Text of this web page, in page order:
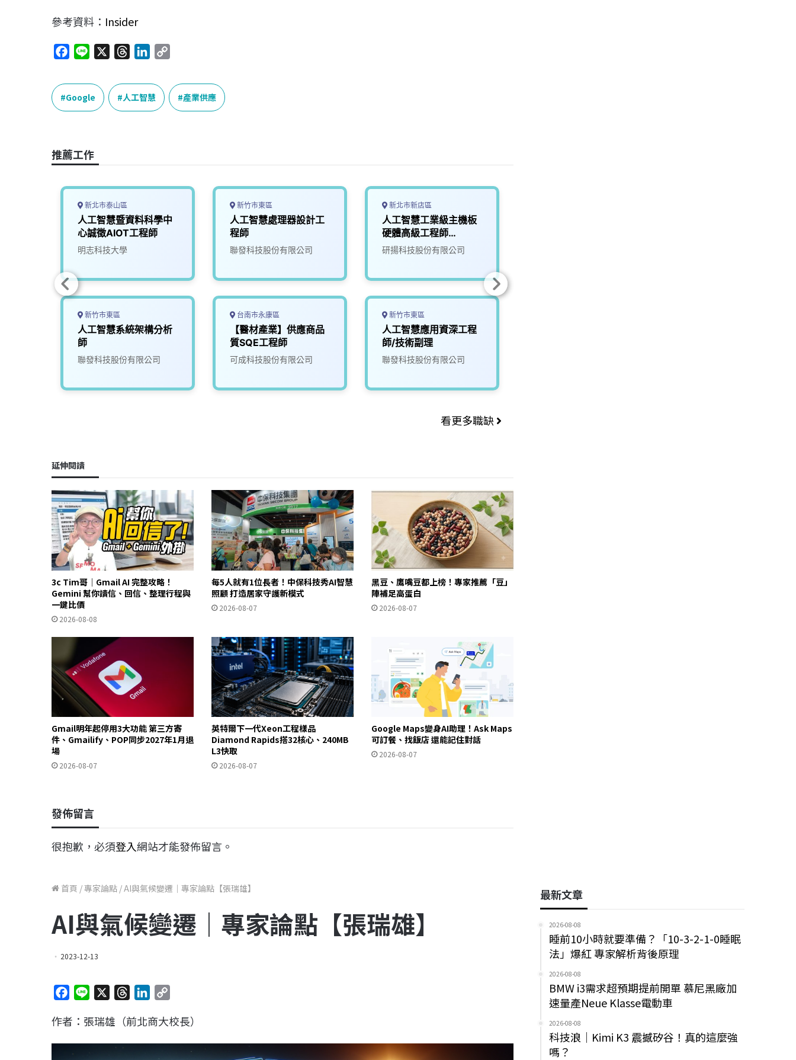
參考資料： Insider
c
e
b
k
n
e
r
e
a
n
k
e
p
y
L
Google 人工智慧 產業供應
推薦工作
新北市泰山區
人工智慧暨資料科學中
心誠徵AIOT工程師
明志科技大學
新竹市東區
人工智慧系統架構分析
師
聯發科技股份有限公司
新竹市東區
人工智慧處理器設計工
程師
聯發科技股份有限公司
台南市永康區
【醫材產業】供應商品
質SQE工程師
可成科技股份有限公司
新北市新店區
人工智慧工業級主機板
硬體高級工程師
(NVPD)
研揚科技股份有限公司
新竹市東區
人工智慧應用資深工程
師/技術副理
聯發科技股份有限公司
看更多職缺
延伸閱讀
3c Tim哥｜Gmail AI 完整攻略！
Gemini 幫你讀信、回信、整理行程與
一鍵比價
2026-08-08
每5人就有1位長者！中保科技秀AI智慧
照顧 打造居家守護新模式
2026-08-07
黑豆、鷹嘴豆都上榜！專家推薦「豆」
陣補足高蛋白
2026-08-07
Gmail明年起停用3大功能 第三方寄
件、Gmailify、POP同步2027年1月退
場
2026-08-07
英特爾下一代Xeon工程樣品
Diamond Rapids搭32核心、240MB
L3快取
2026-08-07
Google Maps變身AI助理！Ask Maps
可訂餐、找飯店 還能記住對話
2026-08-07
發佈留言
很抱歉，必須登入網站才能發佈留言。